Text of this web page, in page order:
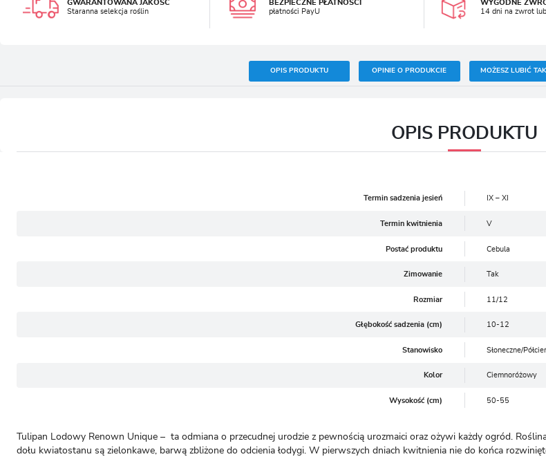
GWARANTOWANA JAKOŚĆ
Staranna selekcja roślin
BEZPIECZNE PŁATNOŚCI
płatności PayU
WYGODNE
14 dni na zwrot
OPIS PRODUKTU OPINIE O PRODUKCIE MOŻESZ LUBIĆ
OPIS PRODUKTU
Termin sadzenia jesień IX – XI
Termin kwitnienia V
Postać produktu Cebula
Zimowanie Tak
Rozmiar 11/12
Głębokość sadzenia (cm) 10-12
Stanowisko Słoneczne/
Kolor Ciemnoróżowy
Wysokość (cm) 50-55
Tulipan Lodowy Renown Unique – ta odmiana o przecudnej urodzie z pewnością urozmaici oraz ożywi każdy ogród.
dołu kwiatostanu są zielonkawe, barwą zbliżone do odcienia łodygi. W pierwszych dniach kwitnienia nie do końca